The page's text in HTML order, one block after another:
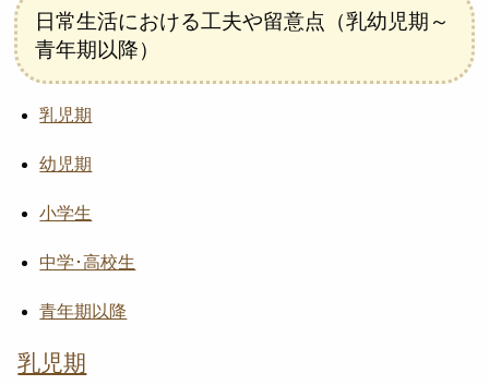
日常生活における工夫や留意点（乳幼児期～
青年期以降）
乳児期
幼児期
小学生
中学･高校生
青年期以降
乳児期